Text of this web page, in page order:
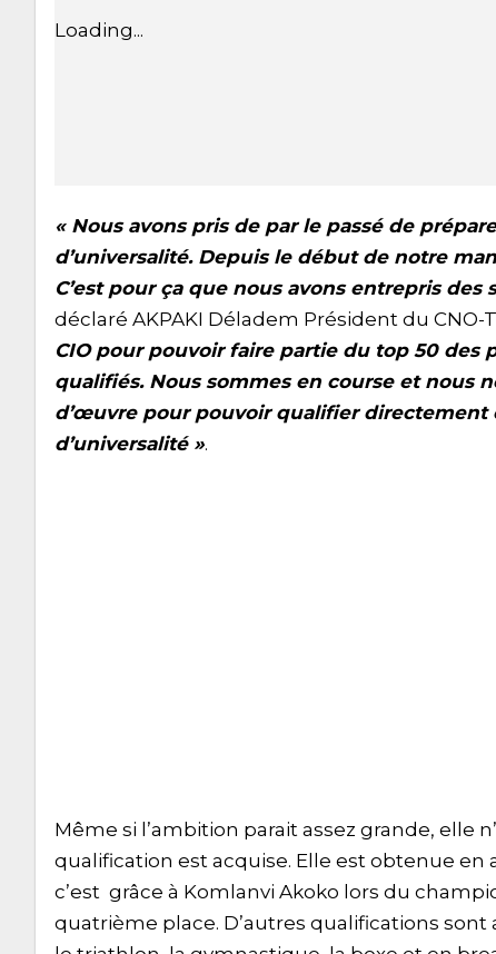
Loading...
« Nous avons pris de par le passé de
d’universalité. Depuis le début de notre
C’est pour ça que nous avons entrepris
déclaré AKPAKI Déladem Président du CNO-
CIO pour pouvoir faire partie du top 50 des
qualifiés. Nous sommes en course et nous
d’œuvre pour pouvoir qualifier directement
d’universalité ».
Même si l’ambition parait assez grande, elle
qualification est acquise. Elle est obtenue en
c’est grâce à Komlanvi Akoko lors du
quatrième place. D’autres qualifications sont